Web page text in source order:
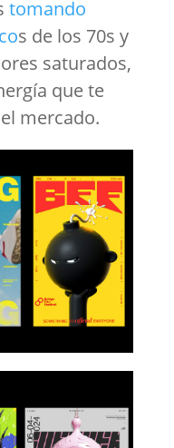
tomando
s de los 70s y
saturados,
que te
mercado.